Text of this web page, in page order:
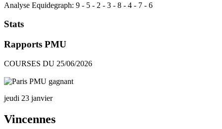
Analyse Equidegraph: 9 - 5 - 2 - 3 - 8 - 4 - 7 - 6
Stats
Rapports PMU
COURSES DU 25/06/2026
jeudi 23 janvier
Vincennes